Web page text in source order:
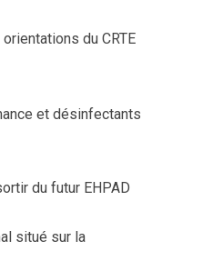
du CRTE
et désinfectants
du futur EHPAD
situé sur la